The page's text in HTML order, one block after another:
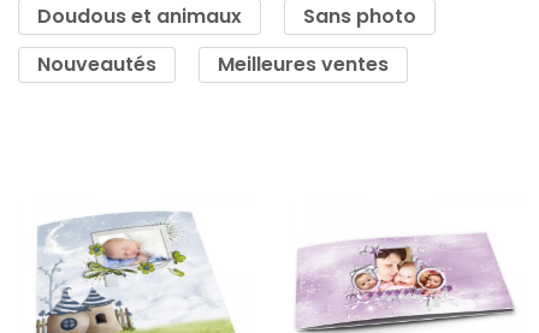
Doudous et animaux
Sans photo
Nouveautés
Meilleures ventes